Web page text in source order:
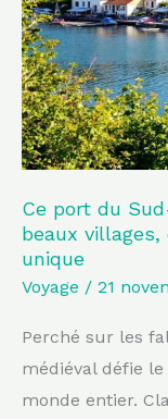
Ce port du
beaux
unique
Voyage / 21
Perché sur les
médiéval défie
monde entier.
Ouest,
classé
parmi
les
plus
beaux
villages,
dévoile
un
charme
fluvial
unique